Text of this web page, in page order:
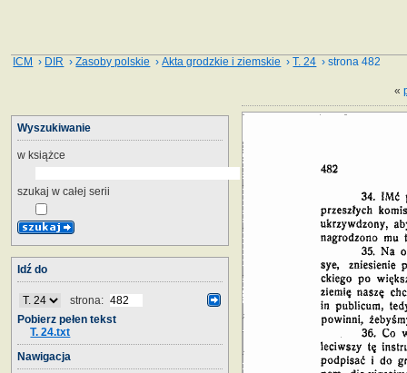
ICM › DIR ›Zasoby polskie ›Akta grodzkie i ziemskie ›T. 24 › strona 482
«
Wyszukiwanie
w książce
szukaj w całej serii
Idź do
strona:
Pobierz pełen tekst
T. 24.txt
Nawigacja